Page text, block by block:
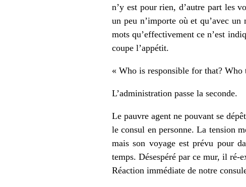
n’y est pour rien, d’autre part les
un peu n’importe où et qu’avec
mots qu’effectivement ce n’est
coupe l’appétit.
« Who is responsible for that? Who
L’administration passe la seconde.
Le pauvre agent ne pouvant se
le consul en personne. La tension
mais son voyage est prévu pour
temps. Désespéré par ce mur, il ré-
Réaction immédiate de notre